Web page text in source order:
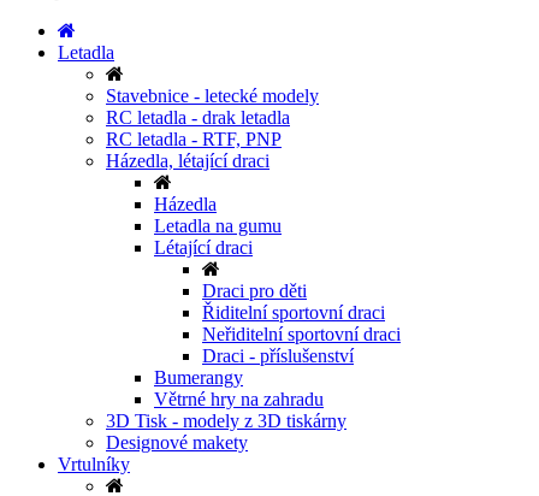
Letadla
Stavebnice - letecké modely
RC letadla - drak letadla
RC letadla - RTF, PNP
Házedla, létající draci
Házedla
Letadla na gumu
Létající draci
Draci pro děti
Řiditelní sportovní draci
Neřiditelní sportovní draci
Draci - příslušenství
Bumerangy
Větrné hry na zahradu
3D Tisk - modely z 3D tiskárny
Designové makety
Vrtulníky